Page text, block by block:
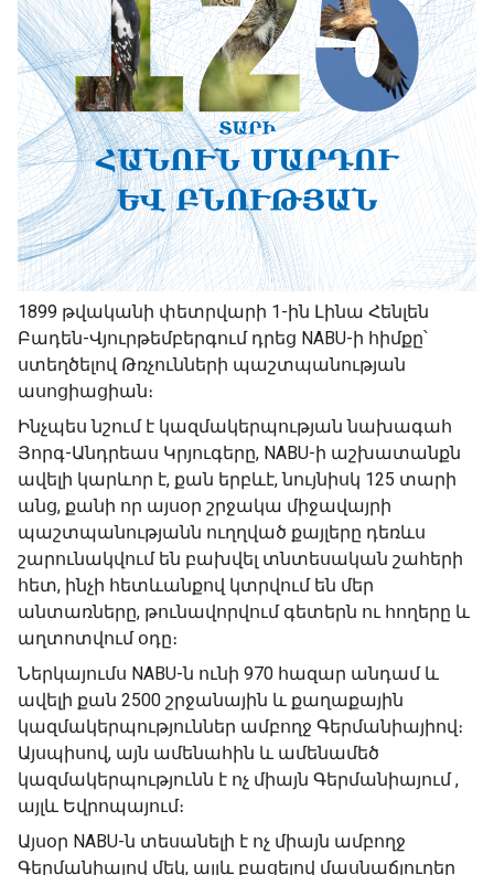
1899 թվականի փետրվարի 1-ին Լինա Հենլեն
Բադեն-Վյուրթեմբերգում դրեց NABU-ի հիմքը՝
ստեղծելով Թռչունների պաշտպանության
ասոցիացիան։
Ինչպես նշում է կազմակերպության նախագահ
Յորգ-Անդրեաս Կրյուգերը, NABU-ի աշխատանքն
ավելի կարևոր է, քան երբևէ, նույնիսկ 125 տարի
անց, քանի որ այսօր շրջակա միջավայրի
պաշտպանությանն ուղղված քայլերը դեռևս
շարունակվում են բախվել տնտեսական շահերի
հետ, ինչի հետևանքով կտրվում են մեր
անտառները, թունավորվում գետերն ու հողերը և
աղտոտվում օդը։
Ներկայումս NABU-ն ունի 970 հազար անդամ և
ավելի քան 2500 շրջանային և քաղաքային
կազմակերպություններ ամբողջ Գերմանիայիով։
Այսպիսով, այն ամենահին և ամենամեծ
կազմակերպությունն է ոչ միայն Գերմանիայում ,
այլև Եվրոպայում։
Այսօր NABU-ն տեսանելի է ոչ միայն ամբողջ
Գերմանիայով մեկ, այլև բացելով մասնաճյուղեր